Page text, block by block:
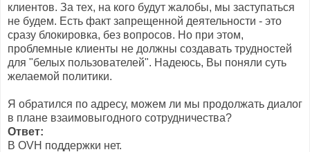
клиентов. За тех, на кого будут жалобы, мы заступаться
не будем. Есть факт запрещенной деятельности - это
сразу блокировка, без вопросов. Но при этом,
проблемные клиенты не должны создавать трудностей
для "белых пользователей". Надеюсь, Вы поняли суть
желаемой политики.
Я обратился по адресу, можем ли мы продолжать диалог
в плане взаимовыгодного сотрудничества?
Ответ:
В OVH поддержки нет.